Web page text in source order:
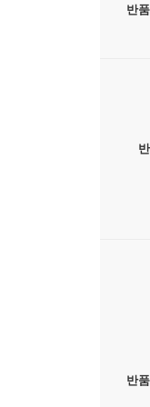
반
반